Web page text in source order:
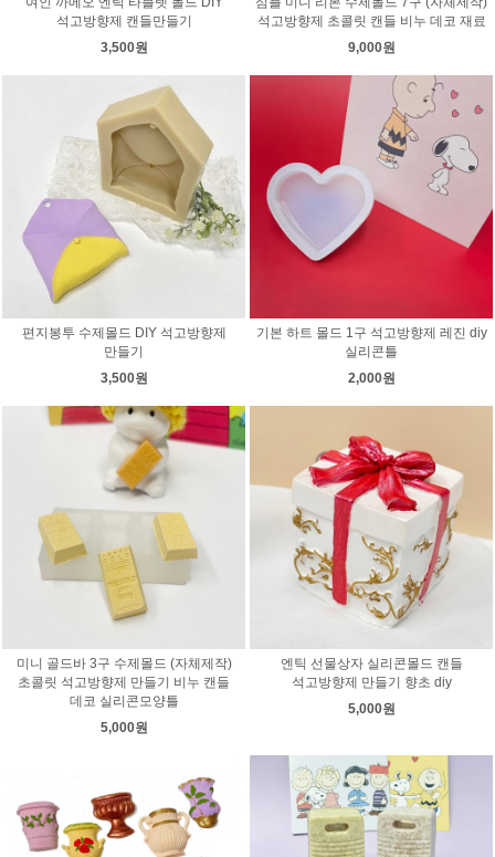
석고방향제 캔들만들기
3,500원
석고방향제 초콜릿 캔들 비누 데코 재료
9,000원
편지봉투 수제몰드 DIY 석고방향제
만들기
3,500원
기본 하트 몰드 1구 석고방향제 레진 diy
실리콘틀
2,000원
미니 골드바 3구 수제몰드 (자체제작)
초콜릿 석고방향제 만들기 비누 캔들
데코 실리콘모양틀
5,000원
엔틱 선물상자 실리콘몰드 캔들
석고방향제 만들기 향초 diy
5,000원